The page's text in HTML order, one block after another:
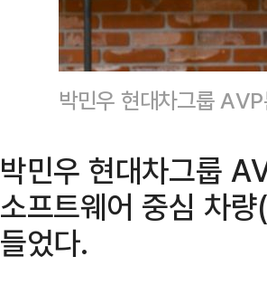
박민우 현대차그룹
박민우 현대차그룹
소프트웨어 중심 차
들었다.